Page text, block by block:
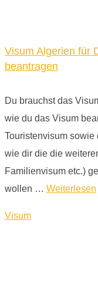
Visum Algerien für
beantragen
Du brauchst das
wie du das Visum
Touristenvisum sowie
wie dir die die
Familienvisum etc.)
wollen … Weiterlesen
Visum